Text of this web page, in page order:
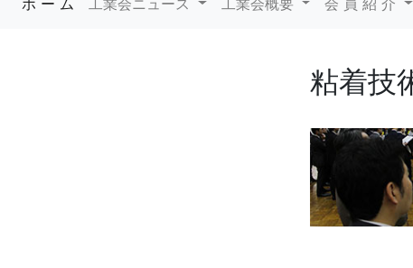
粘着技